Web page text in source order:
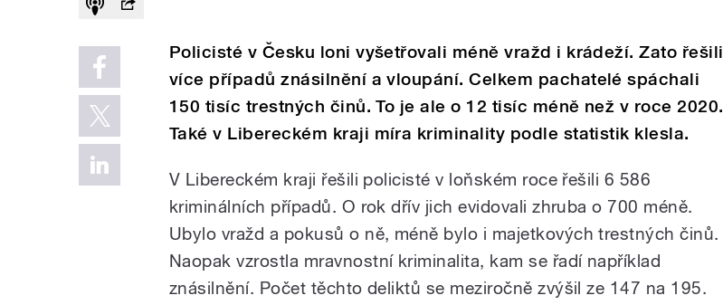
Policisté v Česku loni vyšetřovali méně vražd i krádeží. Zato řešili
více případů znásilnění a vloupání. Celkem pachatelé spáchali
150 tisíc trestných činů. To je ale o 12 tisíc méně než v roce 2020.
Také v Libereckém kraji míra kriminality podle statistik klesla.
V Libereckém kraji řešili policisté v loňském roce řešili 6 586
kriminálních případů. O rok dřív jich evidovali zhruba o 700 méně.
Ubylo vražd a pokusů o ně, méně bylo i majetkových trestných činů.
Naopak vzrostla mravnostní kriminalita, kam se řadí například
znásilnění. Počet těchto deliktů se meziročně zvýšil ze 147 na 195.